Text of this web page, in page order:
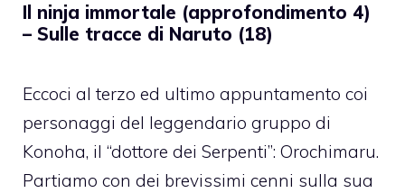
Il ninja immortale (approfondimento 4)
– Sulle tracce di Naruto (18)
Eccoci al terzo ed ultimo appuntamento coi
personaggi del leggendario gruppo di
Konoha, il “dottore dei Serpenti”: Orochimaru.
Partiamo con dei brevissimi cenni sulla sua